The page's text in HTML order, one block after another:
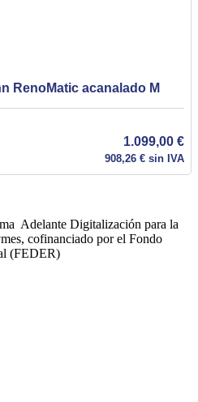
RenoMatic acanalado M
1.099,00 €
908,26 € sin IVA
Adelante Digitalización para la
cofinanciado por el Fondo
(FEDER)